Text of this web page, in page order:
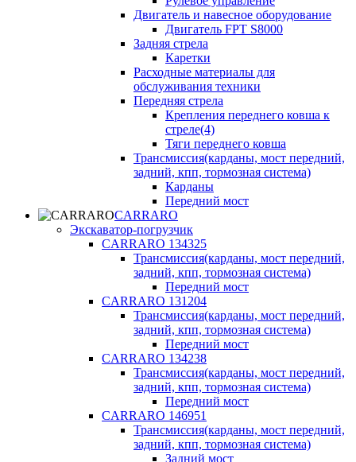
Двигатель и навесное оборудование
Двигатель FPT S8000
Задняя стрела
Каретки
Расходные материалы для
обслуживания техники
Передняя стрела
Крепления переднего ковша к
стреле(4)
Тяги переднего ковша
Трансмиссия(карданы, мост передний,
задний, кпп, тормозная система)
Карданы
Передний мост
CARRARO
Экскаватор-погрузчик
CARRARO 134325
Трансмиссия(карданы, мост передний,
задний, кпп, тормозная система)
Передний мост
CARRARO 131204
Трансмиссия(карданы, мост передний,
задний, кпп, тормозная система)
Передний мост
CARRARO 134238
Трансмиссия(карданы, мост передний,
задний, кпп, тормозная система)
Передний мост
CARRARO 146951
Трансмиссия(карданы, мост передний,
задний, кпп, тормозная система)
Задний мост